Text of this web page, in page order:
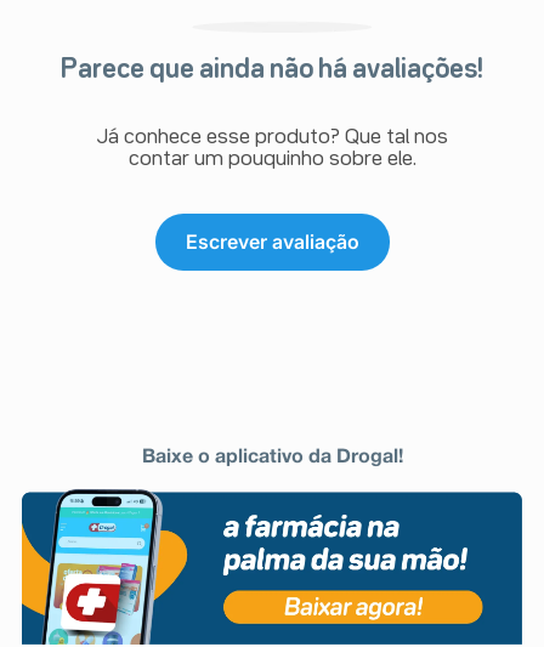
Parece que ainda não há avaliações!
Já conhece esse produto? Que tal nos
contar um pouquinho sobre ele.
Escrever avaliação
Baixe o aplicativo da Drogal!